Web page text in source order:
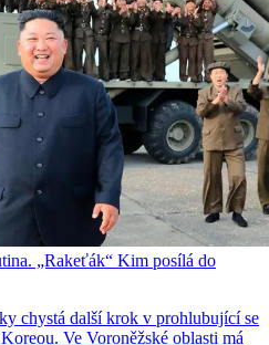
„Rakeťák“ Kim posílá do
chystá další krok v prohlubující se
Ve Voroněžské oblasti má